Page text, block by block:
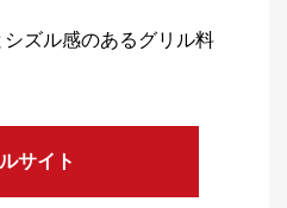
ズル感のあるグリル料
サイト